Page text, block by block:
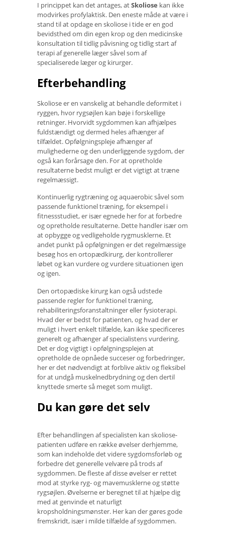
I princippet kan det antages, atSkoliose kan ikke
modvirkes profylaktisk. Den eneste måde at være i
stand til at opdage en skoliose i tide er en god
bevidsthed om din egen krop og den medicinske
konsultation til tidlig påvisning og tidlig start af
terapi af generelle læger såvel som af
specialiserede læger og kirurger.
Efterbehandling
Skoliose er en vanskelig at behandle deformitet i
ryggen, hvor rygsøjlen kan bøje i forskellige
retninger. Hvorvidt sygdommen kan afhjælpes
fuldstændigt og dermed heles afhænger af
tilfældet. Opfølgningspleje afhænger af
mulighederne og den underliggende sygdom, der
også kan forårsage den. For at opretholde
resultaterne bedst muligt er det vigtigt at træne
regelmæssigt.
Kontinuerlig rygtræning og aquaerobic såvel som
passende funktionel træning, for eksempel i
fitnessstudiet, er især egnede her for at forbedre
og opretholde resultaterne. Dette handler især om
at opbygge og vedligeholde rygmusklerne. Et
andet punkt på opfølgningen er det regelmæssige
besøg hos en ortopædkirurg, der kontrollerer
løbet og kan vurdere og vurdere situationen igen
og igen.
Den ortopædiske kirurg kan også udstede
passende regler for funktionel træning,
rehabiliteringsforanstaltninger eller fysioterapi.
Hvad der er bedst for patienten, og hvad der er
muligt i hvert enkelt tilfælde, kan ikke specificeres
generelt og afhænger af specialistens vurdering.
Det er dog vigtigt i opfølgningsplejen at
opretholde de opnåede succeser og forbedringer,
her er det nødvendigt at forblive aktiv og fleksibel
for at undgå muskelnedbrydning og den dertil
knyttede smerte så meget som muligt.
Du kan gøre det selv
Efter behandlingen af ​​specialisten kan skoliose-
patienten udføre en række øvelser derhjemme,
som kan indeholde det videre sygdomsforløb og
forbedre det generelle velvære på trods af
sygdommen. De fleste af disse øvelser er rettet
mod at styrke ryg- og mavemusklerne og støtte
rygsøjlen. Øvelserne er beregnet til at hjælpe dig
med at genvinde et naturligt
kropsholdningsmønster. Her kan der gøres gode
fremskridt, især i milde tilfælde af sygdommen.